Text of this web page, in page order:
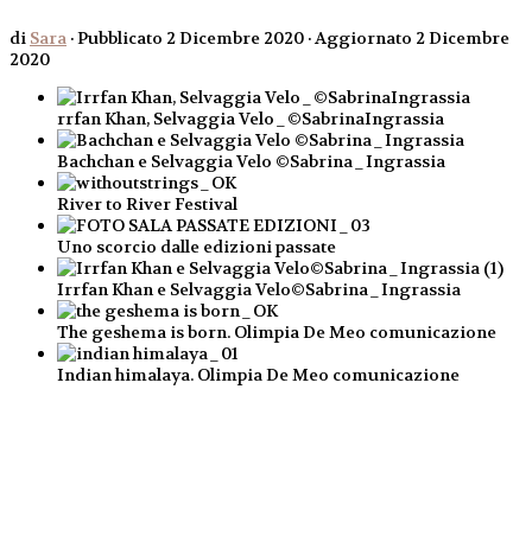
di Sara · Pubblicato 2 Dicembre 2020 · Aggiornato 2 Dicembre
2020
rrfan Khan, Selvaggia Velo_©SabrinaIngrassia
Bachchan e Selvaggia Velo ©Sabrina_Ingrassia
River to River Festival
Uno scorcio dalle edizioni passate
Irrfan Khan e Selvaggia Velo©Sabrina_Ingrassia
The geshema is born. Olimpia De Meo comunicazione
Indian himalaya. Olimpia De Meo comunicazione